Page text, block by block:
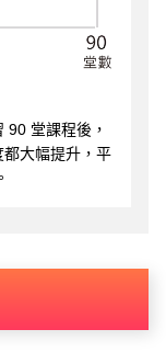
90 堂課程後，
大幅提升，平